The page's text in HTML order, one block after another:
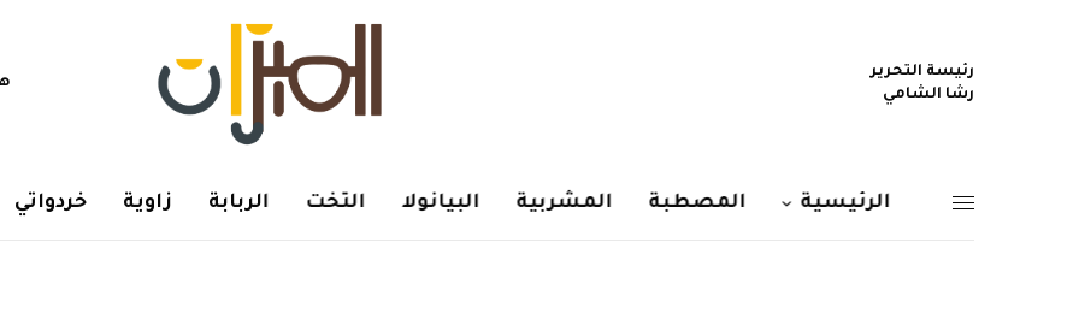
رئيسة التحرير
رشا الشامي
الرئيسية المصطبة المشربية البيانولا التخت الربابة زاوية خردواتي